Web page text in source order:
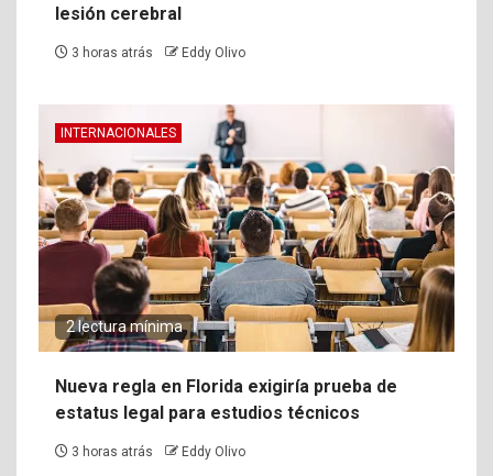
lesión cerebral
3 horas atrás Eddy Olivo
INTERNACIONALES
2 lectura mínima
Nueva regla en Florida exigiría prueba de
estatus legal para estudios técnicos
3 horas atrás Eddy Olivo